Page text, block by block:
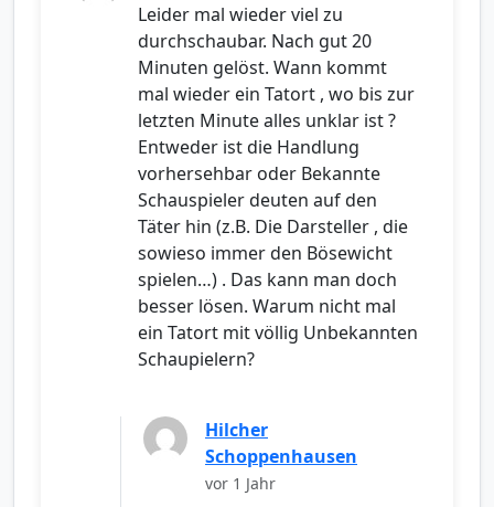
Leider mal wieder viel zu
durchschaubar. Nach gut 20
Minuten gelöst. Wann kommt
mal wieder ein Tatort , wo bis zur
letzten Minute alles unklar ist ?
Entweder ist die Handlung
vorhersehbar oder Bekannte
Schauspieler deuten auf den
Täter hin (z.B. Die Darsteller , die
sowieso immer den Bösewicht
spielen…) . Das kann man doch
besser lösen. Warum nicht mal
ein Tatort mit völlig Unbekannten
Schaupielern?
Hilcher
Schoppenhausen
vor 1 Jahr